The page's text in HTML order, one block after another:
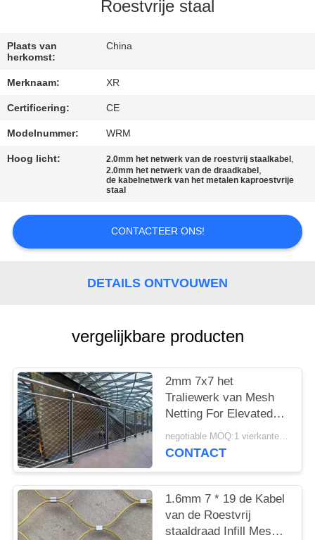
EEN
CITAAT
PRIVACY
POLICY
Roestvrije staal
Plaats van
herkomst:
China
Merknaam: XR
Certificering: CE
Modelnummer: WRM
Hoog licht: 2.0mm het netwerk van de roestvrij staalkabel ,
2.0mm het netwerk van de draadkabel ,
de kabelnetwerk van het metalen kaproestvrije
staal
CONTACTEER ONS!
DETAILS ONTVOUWEN
vergelijkbare producten
2mm 7x7 het
Traliewerk van Mesh
Netting For Elevated
Walkway van de
Roestvrij staalkabel
negotiable MOQ:1 vierkante Meter
CONTACT
1.6mm 7 * 19 de Kabel
van de Roestvrij
staaldraad Infill Mesh